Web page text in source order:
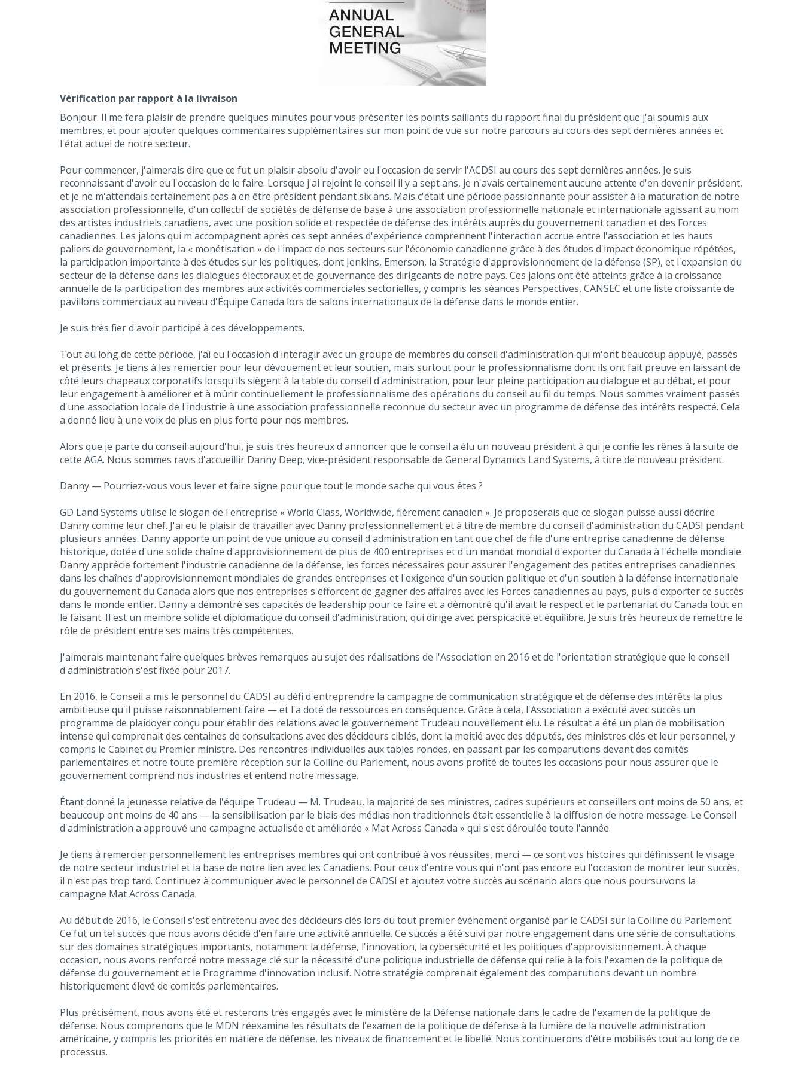
Vérification par rapport à la livraison
Bonjour. Il me fera plaisir de prendre quelques minutes pour vous présenter les points saillants du rapport final du président que j'ai soumis aux
membres, et pour ajouter quelques commentaires supplémentaires sur mon point de vue sur notre parcours au cours des sept dernières années et
l'état actuel de notre secteur.
Pour commencer, j'aimerais dire que ce fut un plaisir absolu d'avoir eu l'occasion de servir l'ACDSI au cours des sept dernières années. Je suis
reconnaissant d'avoir eu l'occasion de le faire. Lorsque j'ai rejoint le conseil il y a sept ans, je n'avais certainement aucune attente d'en devenir président,
et je ne m'attendais certainement pas à en être président pendant six ans. Mais c'était une période passionnante pour assister à la maturation de notre
association professionnelle, d'un collectif de sociétés de défense de base à une association professionnelle nationale et internationale agissant au nom
des artistes industriels canadiens, avec une position solide et respectée de défense des intérêts auprès du gouvernement canadien et des Forces
canadiennes. Les jalons qui m'accompagnent après ces sept années d'expérience comprennent l'interaction accrue entre l'association et les hauts
paliers de gouvernement, la « monétisation » de l'impact de nos secteurs sur l'économie canadienne grâce à des études d'impact économique répétées,
la participation importante à des études sur les politiques, dont Jenkins, Emerson, la Stratégie d'approvisionnement de la défense (SP), et l'expansion du
secteur de la défense dans les dialogues électoraux et de gouvernance des dirigeants de notre pays. Ces jalons ont été atteints grâce à la croissance
annuelle de la participation des membres aux activités commerciales sectorielles, y compris les séances Perspectives, CANSEC et une liste croissante de
pavillons commerciaux au niveau d'Équipe Canada lors de salons internationaux de la défense dans le monde entier.
Je suis très fier d'avoir participé à ces développements.
Tout au long de cette période, j'ai eu l'occasion d'interagir avec un groupe de membres du conseil d'administration qui m'ont beaucoup appuyé, passés
et présents. Je tiens à les remercier pour leur dévouement et leur soutien, mais surtout pour le professionnalisme dont ils ont fait preuve en laissant de
côté leurs chapeaux corporatifs lorsqu'ils siègent à la table du conseil d'administration, pour leur pleine participation au dialogue et au débat, et pour
leur engagement à améliorer et à mûrir continuellement le professionnalisme des opérations du conseil au fil du temps. Nous sommes vraiment passés
d'une association locale de l'industrie à une association professionnelle reconnue du secteur avec un programme de défense des intérêts respecté. Cela
a donné lieu à une voix de plus en plus forte pour nos membres.
Alors que je parte du conseil aujourd'hui, je suis très heureux d'annoncer que le conseil a élu un nouveau président à qui je confie les rênes à la suite de
cette AGA. Nous sommes ravis d'accueillir Danny Deep, vice-président responsable de General Dynamics Land Systems, à titre de nouveau président.
Danny — Pourriez-vous vous lever et faire signe pour que tout le monde sache qui vous êtes ?
GD Land Systems utilise le slogan de l'entreprise « World Class, Worldwide, fièrement canadien ». Je proposerais que ce slogan puisse aussi décrire
Danny comme leur chef. J'ai eu le plaisir de travailler avec Danny professionnellement et à titre de membre du conseil d'administration du CADSI pendant
plusieurs années. Danny apporte un point de vue unique au conseil d'administration en tant que chef de file d'une entreprise canadienne de défense
historique, dotée d'une solide chaîne d'approvisionnement de plus de 400 entreprises et d'un mandat mondial d'exporter du Canada à l'échelle mondiale.
Danny apprécie fortement l'industrie canadienne de la défense, les forces nécessaires pour assurer l'engagement des petites entreprises canadiennes
dans les chaînes d'approvisionnement mondiales de grandes entreprises et l'exigence d'un soutien politique et d'un soutien à la défense internationale
du gouvernement du Canada alors que nos entreprises s'efforcent de gagner des affaires avec les Forces canadiennes au pays, puis d'exporter ce succès
dans le monde entier. Danny a démontré ses capacités de leadership pour ce faire et a démontré qu'il avait le respect et le partenariat du Canada tout en
le faisant. Il est un membre solide et diplomatique du conseil d'administration, qui dirige avec perspicacité et équilibre. Je suis très heureux de remettre le
rôle de président entre ses mains très compétentes.
J'aimerais maintenant faire quelques brèves remarques au sujet des réalisations de l'Association en 2016 et de l'orientation stratégique que le conseil
d'administration s'est fixée pour 2017.
En 2016, le Conseil a mis le personnel du CADSI au défi d'entreprendre la campagne de communication stratégique et de défense des intérêts la plus
ambitieuse qu'il puisse raisonnablement faire — et l'a doté de ressources en conséquence. Grâce à cela, l'Association a exécuté avec succès un
programme de plaidoyer conçu pour établir des relations avec le gouvernement Trudeau nouvellement élu. Le résultat a été un plan de mobilisation
intense qui comprenait des centaines de consultations avec des décideurs ciblés, dont la moitié avec des députés, des ministres clés et leur personnel, y
compris le Cabinet du Premier ministre. Des rencontres individuelles aux tables rondes, en passant par les comparutions devant des comités
parlementaires et notre toute première réception sur la Colline du Parlement, nous avons profité de toutes les occasions pour nous assurer que le
gouvernement comprend nos industries et entend notre message.
Étant donné la jeunesse relative de l'équipe Trudeau — M. Trudeau, la majorité de ses ministres, cadres supérieurs et conseillers ont moins de 50 ans, et
beaucoup ont moins de 40 ans — la sensibilisation par le biais des médias non traditionnels était essentielle à la diffusion de notre message. Le Conseil
d'administration a approuvé une campagne actualisée et améliorée « Mat Across Canada » qui s'est déroulée toute l'année.
Je tiens à remercier personnellement les entreprises membres qui ont contribué à vos réussites, merci — ce sont vos histoires qui définissent le visage
de notre secteur industriel et la base de notre lien avec les Canadiens. Pour ceux d'entre vous qui n'ont pas encore eu l'occasion de montrer leur succès,
il n'est pas trop tard. Continuez à communiquer avec le personnel de CADSI et ajoutez votre succès au scénario alors que nous poursuivons la
campagne Mat Across Canada.
Au début de 2016, le Conseil s'est entretenu avec des décideurs clés lors du tout premier événement organisé par le CADSI sur la Colline du Parlement.
Ce fut un tel succès que nous avons décidé d'en faire une activité annuelle. Ce succès a été suivi par notre engagement dans une série de consultations
sur des domaines stratégiques importants, notamment la défense, l'innovation, la cybersécurité et les politiques d'approvisionnement. À chaque
occasion, nous avons renforcé notre message clé sur la nécessité d'une politique industrielle de défense qui relie à la fois l'examen de la politique de
défense du gouvernement et le Programme d'innovation inclusif. Notre stratégie comprenait également des comparutions devant un nombre
historiquement élevé de comités parlementaires.
Plus précisément, nous avons été et resterons très engagés avec le ministère de la Défense nationale dans le cadre de l'examen de la politique de
défense. Nous comprenons que le MDN réexamine les résultats de l'examen de la politique de défense à la lumière de la nouvelle administration
américaine, y compris les priorités en matière de défense, les niveaux de financement et le libellé. Nous continuerons d'être mobilisés tout au long de ce
processus.